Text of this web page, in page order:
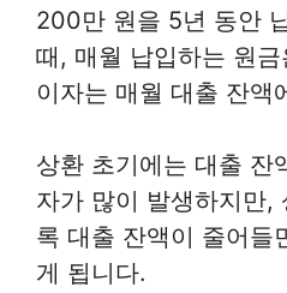
200만 원을 5년 동안
때, 매월 납입하는 원
이자는 매월 대출 잔액
상환 초기에는 대출 잔
자가 많이 발생하지만,
록 대출 잔액이 줄어들
게 됩니다.